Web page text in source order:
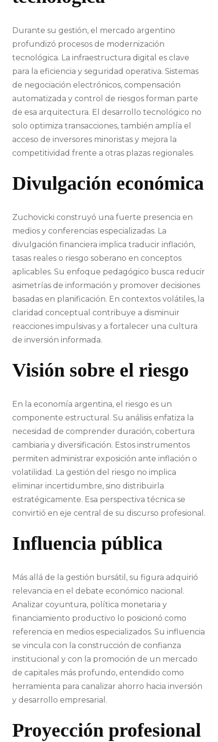
Durante su gestión, el mercado argentino
profundizó procesos de modernización
tecnológica. La infraestructura digital es clave
para la eficiencia y seguridad operativa. Sistemas
de negociación electrónicos, compensación
automatizada y control de riesgos forman parte
de esa arquitectura. El desarrollo tecnológico no
solo optimiza transacciones, también amplía el
acceso de inversores minoristas y mejora la
competitividad frente a otras plazas regionales.
Divulgación económica
Zuchovicki construyó una fuerte presencia en
medios y conferencias especializadas. La
divulgación financiera implica traducir inflación,
tasas reales o riesgo soberano en conceptos
aplicables. Su enfoque pedagógico busca reducir
asimetrías de información y promover decisiones
basadas en planificación. En contextos volátiles, la
claridad conceptual contribuye a disminuir
reacciones impulsivas y a fortalecer una cultura
de inversión informada.
Visión sobre el riesgo
En la economía argentina, el riesgo es un
componente estructural. Su análisis enfatiza la
necesidad de comprender duración, cobertura
cambiaria y diversificación. Estos instrumentos
permiten administrar exposición ante inflación o
volatilidad. La gestión del riesgo no implica
eliminar incertidumbre, sino distribuirla
estratégicamente. Esa perspectiva técnica se
convirtió en eje central de su discurso profesional.
Influencia pública
Más allá de la gestión bursátil, su figura adquirió
relevancia en el debate económico nacional.
Analizar coyuntura, política monetaria y
financiamiento productivo lo posicionó como
referencia en medios especializados. Su influencia
se vincula con la construcción de confianza
institucional y con la promoción de un mercado
de capitales más profundo, entendido como
herramienta para canalizar ahorro hacia inversión
y desarrollo empresarial.
Proyección profesional